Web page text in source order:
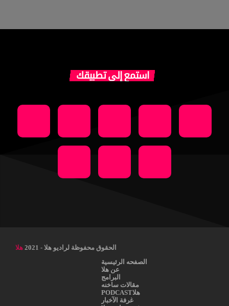
استمع إلى تطبيقك
الحقوق محفوظة لراديو هلا - 2021
هلا
الصفحه الرئيسية
عن هلا
البرامج
مقالات ساخنه
هلاPODCAST
غرفة الآخبار